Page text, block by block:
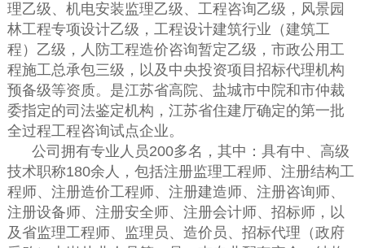
理乙级、机电安装监理乙级、工程咨询乙级，风景园
林工程专项设计乙级，工程设计建筑行业（建筑工
程）乙级，人防工程造价咨询暂定乙级，市政公用工
程施工总承包三级，以及中央投资项目招标代理机构
预备级等资质。是江苏省高院、盐城市中院和市仲裁
委指定的司法鉴定机构，江苏省住建厅确定的第一批
全过程工程咨询试点企业。
公司拥有专业人员200多名，其中：具有中、高级
技术职称180余人，包括注册监理工程师、注册结构工
程师、注册造价工程师、注册建造师、注册咨询师、
注册设备师、注册安全师、注册会计师、招标师，以
及省监理工程师、监理员、造价员、招标代理（政府